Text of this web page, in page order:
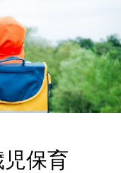
児保育